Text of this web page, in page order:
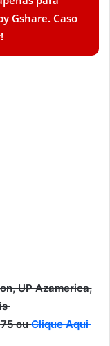
Gshare. Caso
UP Azamerica,
ouClique Aqui